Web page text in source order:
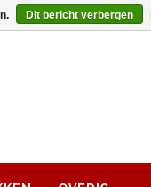
Dit bericht verbergen